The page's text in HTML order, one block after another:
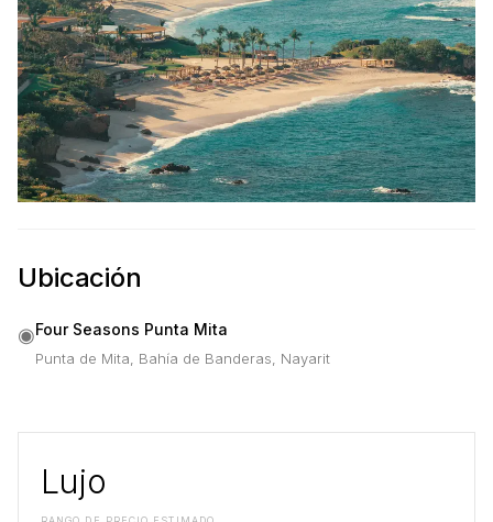
Ubicación
◉Four Seasons Punta Mita
Punta de Mita, Bahía de Banderas, Nayarit
Lujo